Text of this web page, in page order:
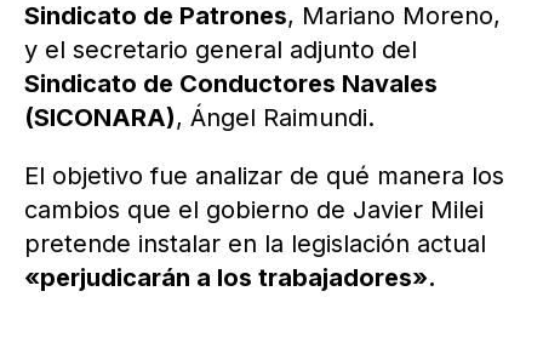
Sindicato de Patrones, Mariano Moreno,
y el secretario general adjunto del
Sindicato de Conductores Navales
(SICONARA), Ángel Raimundi.
El objetivo fue analizar de qué manera los
cambios que el gobierno de Javier Milei
pretende instalar en la legislación actual
«perjudicarán a los trabajadores».